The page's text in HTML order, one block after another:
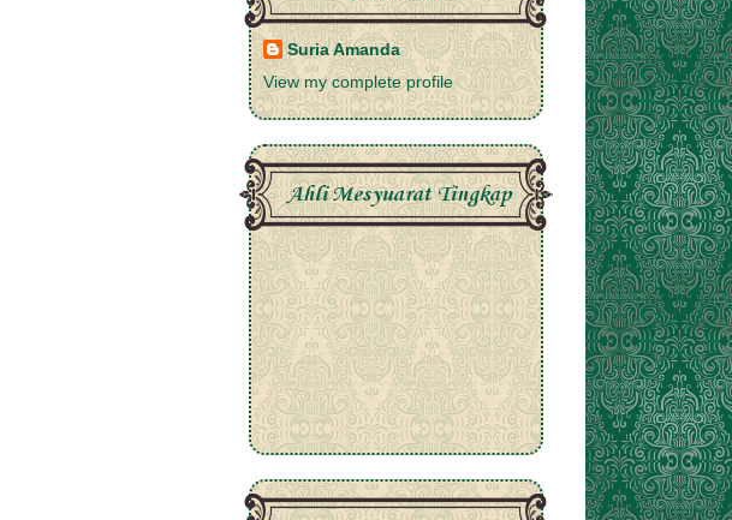
Suria Amanda
View my complete profile
Ahli Mesyuarat Tingkap